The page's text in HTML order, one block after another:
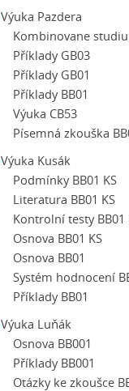
Výuka Pazdera
Kombinovane
Příklady GB03
Příklady GB01
Příklady BB01
Výuka CB53
Písemná zkouška
Výuka Kusák
Podmínky BB01 KS
Literatura BB01 KS
Kontrolní testy BB01
Osnova BB01 KS
Osnova BB01
Systém hodnocení
Příklady BB01
Výuka Luňák
Osnova BB001
Příklady BB001
Otázky ke zkoušce